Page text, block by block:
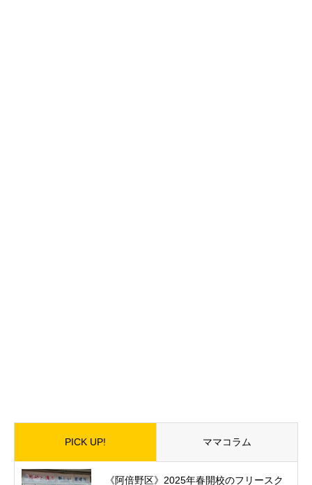
PICK UP! ママコラム
《阿倍野区》2025年春開校のフリースク